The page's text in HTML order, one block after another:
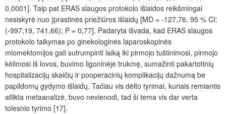
0,0001]. Taip pat ERAS slaugos protokolo išlaidos reikšmingai
nesiskyrė nuo įprastinės priežiūros išlaidų [MD = -127,76, 95 % CI:
(-997,19, 741,66); P = 0,77]. Padaryta išvada, kad ERAS slaugos
protokolo taikymas po ginekologinės laparoskopinės
miomektomijos gali sutrumpinti laiką iki pirmojo tuštinimosi, pirmojo
kėlimosi iš lovos, buvimo ligoninėje trukmę, sumažinti pakartotinių
hospitalizacijų skaičių ir pooperacinių komplikacijų dažnumą be
papildomų gydymo išlaidų. Tačiau vis dėlto tyrimai, kuriais remiantis
atlikta metaanalizė, buvo nevienodi, tad ši tema vis dar verta
tolesnio tyrimo [17].